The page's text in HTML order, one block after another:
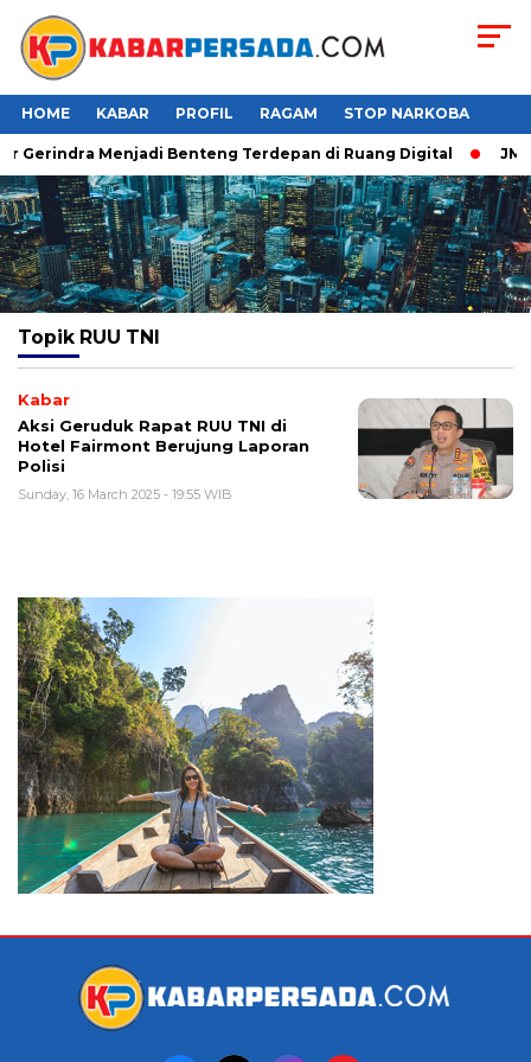
HOME KABAR PROFIL RAGAM STOP NARKOBA
Gerindra Menjadi Benteng Terdepan di Ruang Digital
Topik RUU TNI
Kabar
Aksi Geruduk Rapat RUU TNI di
Hotel Fairmont Berujung Laporan
Polisi
Sunday, 16 March 2025 - 19:55 WIB